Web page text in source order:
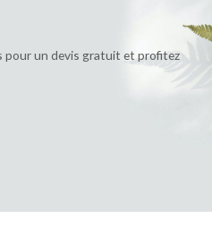
pour un devis gratuit et profitez